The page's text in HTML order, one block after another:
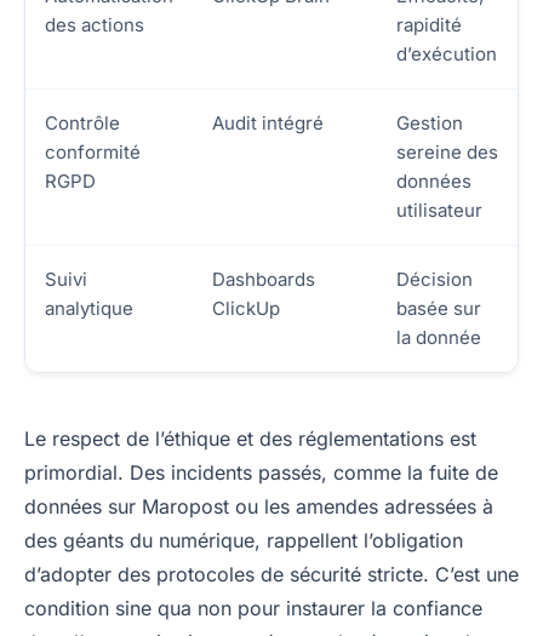
des actions
rapidité
d’exécution
Contrôle
conformité
RGPD
Audit intégré
Gestion
sereine des
données
utilisateur
Suivi
analytique
Dashboards
ClickUp
Décision
basée sur
la donnée
Le respect de l’éthique et des réglementations est
primordial. Des incidents passés, comme la fuite de
données sur Maropost ou les amendes adressées à
des géants du numérique, rappellent l’obligation
d’adopter des protocoles de sécurité stricte. C’est une
condition sine qua non pour instaurer la confiance